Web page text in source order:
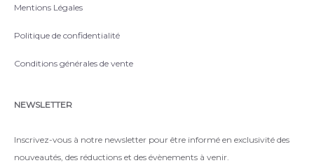
Mentions Légales
Politique de confidentialité
Conditions générales de vente
NEWSLETTER
Inscrivez-vous à notre newsletter pour être informé en exclusivité des
nouveautés, des réductions et des évènements à venir.